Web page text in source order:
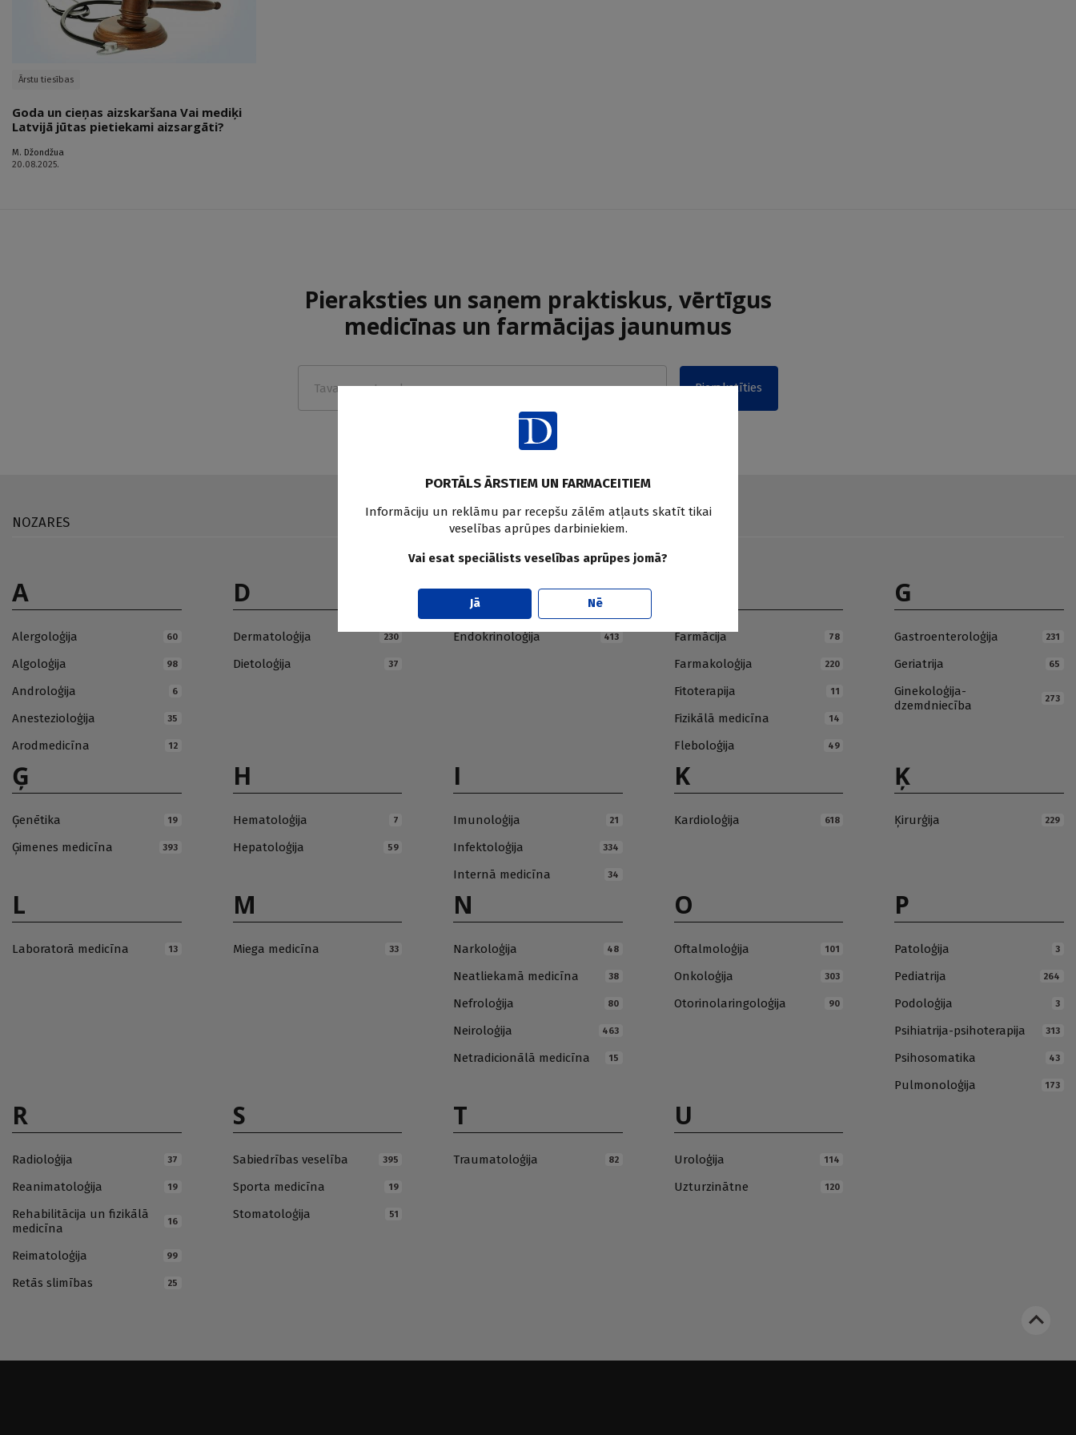
Ārstu tiesības
Goda un cieņas aizskaršana Vai mediķi
Latvijā jūtas pietiekami aizsargāti?
M. Džondžua
20.08.2025.
Pieraksties un saņem praktiskus, vērtīgus
medicīnas un farmācijas jaunumus
Pierakstīties
NOZARES
A
Alergoloģija 60
Algoloģija 98
Androloģija 6
Anestezioloģija 35
Arodmedicīna 12
D
Dermatoloģija 230
Dietoloģija 37
E
Endokrinoloģija 413 Farmācija 78
Farmakoloģija 220
Fitoterapija 11
Fizikālā medicīna 14
Fleboloģija 49
G
Gastroenteroloģija 231
Geriatrija 65
Ginekoloģija-
dzemdniecība
273
Ģ
Ģenētika 19
Ģimenes medicīna 393
H
Hematoloģija 7
Hepatoloģija 59
I
Imunoloģija 21
Infektoloģija 334
Internā medicīna 34
K
Kardioloģija 618
Ķ
Ķirurģija 229
L
Laboratorā medicīna 13
M
Miega medicīna 33
N
Narkoloģija 48
Neatliekamā medicīna 38
Nefroloģija 80
Neiroloģija 463
Netradicionālā medicīna 15
O
Oftalmoloģija 101
Onkoloģija 303
Otorinolaringoloģija 90
P
Patoloģija 3
Pediatrija 264
Podoloģija 3
Psihiatrija-psihoterapija 313
Psihosomatika 43
Pulmonoloģija 173
R
Radioloģija 37
Reanimatoloģija 19
Rehabilitācija un fizikālā
medicīna
16
Reimatoloģija 99
Retās slimības 25
S
Sabiedrības veselība 395
Sporta medicīna 19
Stomatoloģija 51
T
Traumatoloģija 82
U
Uroloģija 114
Uzturzinātne 120
PORTĀLS ĀRSTIEM UN FARMACEITIEM
Informāciju un reklāmu par recepšu zālēm atļauts skatīt tikai
veselības aprūpes darbiniekiem.
Vai esat speciālists veselības aprūpes jomā?
Jā Nē